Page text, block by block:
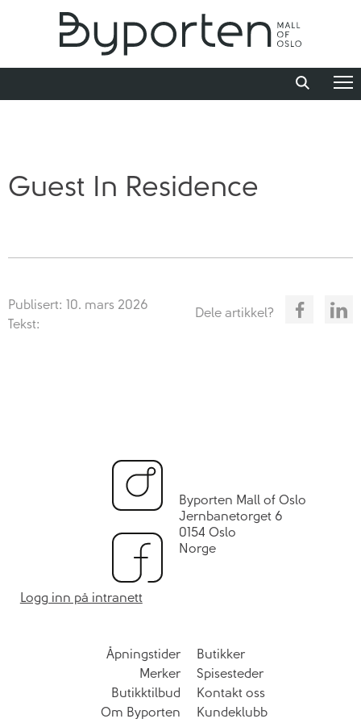
Guest In Residence
Publisert: 10. mars 2026
Tekst:
Dele artikkel?
Byporten Mall of Oslo
Jernbanetorget 6
0154 Oslo
Norge
Logg inn på intranett
Åpningstider
Butikker
Merker
Spisesteder
Butikktilbud
Kontakt oss
Om Byporten
Kundeklubb